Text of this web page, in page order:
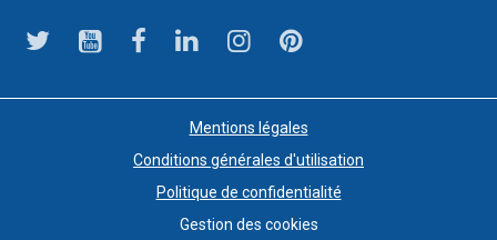
Mentions légales
Conditions générales d'utilisation
Politique de confidentialité
Gestion des cookies